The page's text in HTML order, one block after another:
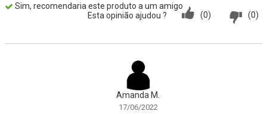
Sim, recomendaria este produto a um amigo
(0)
(0)
Esta opinião ajudou ?
Amanda M.
17/06/2022